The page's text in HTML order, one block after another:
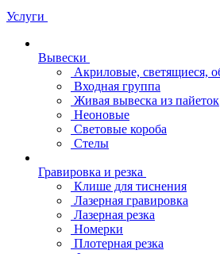
Услуги
Вывески
Акриловые, светящиеся,
Входная группа
Живая вывеска из пайеток
Неоновые
Световые короба
Стелы
Гравировка и резка
Клише для тиснения
Лазерная гравировка
Лазерная резка
Номерки
Плотерная резка